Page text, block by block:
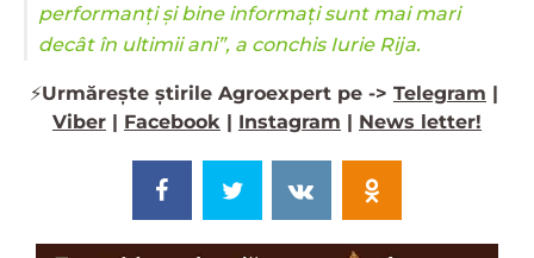
performanți și bine informați sunt mai mari
decât în ultimii ani”, a conchis Iurie Rija.
⚡️Urmărește știrile Agroexpert pe -> Telegram |
Viber | Facebook | Instagram | News letter!